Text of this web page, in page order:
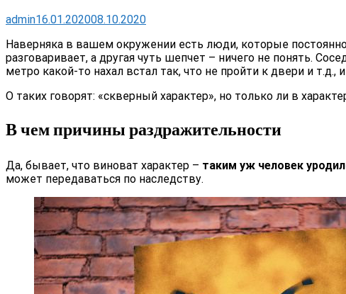
admin16.01.202008.10.2020
Наверняка в вашем окружении есть люди, которые
разговаривает, а другая чуть шепчет – ничего не понять.
метро какой-то нахал встал так, что не пройти к двери и т.д., и
О таких говорят: «скверный характер», но только ли в
В чем причины раздражительности
Да, бывает, что виноват характер – таким уж человек
может передаваться по наследству.